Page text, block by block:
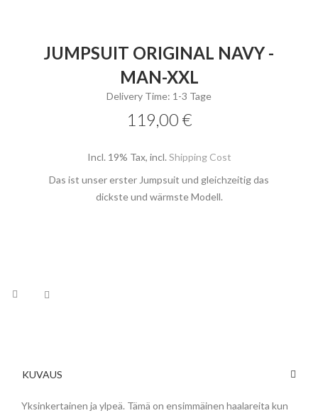
JUMPSUIT ORIGINAL NAVY -
MAN-XXL
Delivery Time: 1-3 Tage
119,00 €
Incl. 19% Tax, incl. Shipping Cost
Das ist unser erster Jumpsuit und gleichzeitig das
dickste und wärmste Modell.
KUVAUS
Yksinkertainen ja ylpeä. Tämä on ensimmäinen haalareita kun